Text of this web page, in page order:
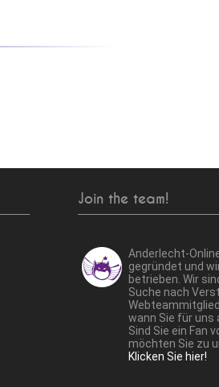
Join the team!
Anderlecht-
gegründet und
betrieben. Wir
Suche nach
wann Sie für uns
Sind Sie ein Fan
möchten Sie zu
Klicken Sie hier!